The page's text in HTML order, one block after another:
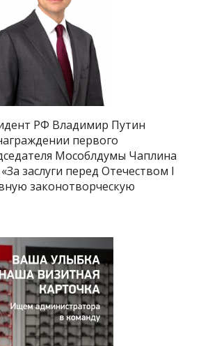
РФ Владимир Путин
первого
Мособлдумы Чаплина
заслуги перед Отечеством I
законотворческую